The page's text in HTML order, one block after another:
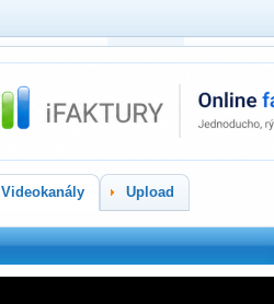
Videokanály Upload